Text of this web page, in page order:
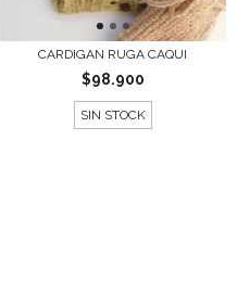
CARDIGAN RUGA CAQUI
$98.900
SIN STOCK